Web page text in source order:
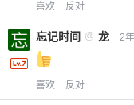
喜欢 反对
忘记时间 @ 龙 2
喜欢 反对